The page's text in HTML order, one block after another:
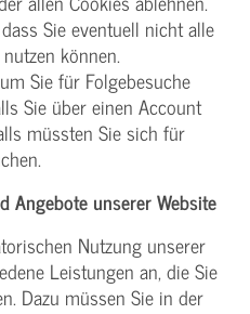
Sie eventuell nicht alle
können.
Sie für Folgebesuche
Sie über einen Account
müssten Sie sich für
Angebote unserer Website
Nutzung unserer
Leistungen an, die Sie
Dazu müssen Sie in der